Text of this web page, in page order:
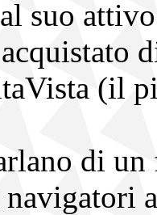
suo
(il
di